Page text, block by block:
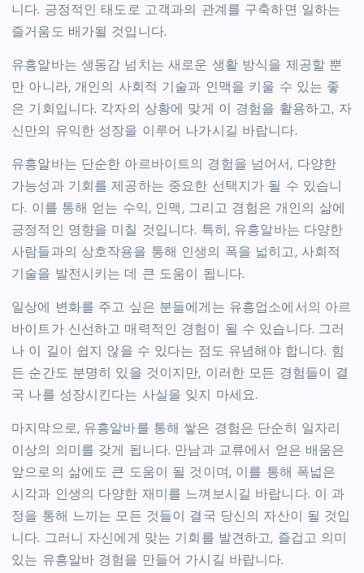
니다. 긍정적인 태도로 고객과의 관계를 구축하면 일하는
즐거움도 배가될 것입니다.
유흥알바는 생동감 넘치는 새로운 생활 방식을 제공할 뿐
만 아니라, 개인의 사회적 기술과 인맥을 키울 수 있는 좋
은 기회입니다. 각자의 상황에 맞게 이 경험을 활용하고, 자
신만의 유익한 성장을 이루어 나가시길 바랍니다.
유흥알바는 단순한 아르바이트의 경험을 넘어서, 다양한
가능성과 기회를 제공하는 중요한 선택지가 될 수 있습니
다. 이를 통해 얻는 수익, 인맥, 그리고 경험은 개인의 삶에
긍정적인 영향을 미칠 것입니다. 특히, 유흥알바는 다양한
사람들과의 상호작용을 통해 인생의 폭을 넓히고, 사회적
기술을 발전시키는 데 큰 도움이 됩니다.
일상에 변화를 주고 싶은 분들에게는 유흥업소에서의 아르
바이트가 신선하고 매력적인 경험이 될 수 있습니다. 그러
나 이 길이 쉽지 않을 수 있다는 점도 유념해야 합니다. 힘
든 순간도 분명히 있을 것이지만, 이러한 모든 경험들이 결
국 나를 성장시킨다는 사실을 잊지 마세요.
마지막으로, 유흥알바를 통해 쌓은 경험은 단순히 일자리
이상의 의미를 갖게 됩니다. 만남과 교류에서 얻은 배움은
앞으로의 삶에도 큰 도움이 될 것이며, 이를 통해 폭넓은
시각과 인생의 다양한 재미를 느껴보시길 바랍니다. 이 과
정을 통해 느끼는 모든 것들이 결국 당신의 자산이 될 것입
니다. 그러니 자신에게 맞는 기회를 발견하고, 즐겁고 의미
있는 유흥알바 경험을 만들어 가시길 바랍니다.